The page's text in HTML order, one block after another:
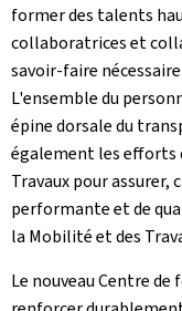
former des talents
collaboratrices et
savoir-faire
L'ensemble du
épine dorsale du
également les efforts
Travaux pour assurer,
performante et de
la Mobilité et des
Le nouveau Centre